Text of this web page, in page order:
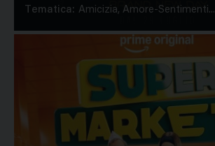
Tematica: Amicizia, Amore-Sentimenti...